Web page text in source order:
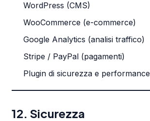
WordPress (CMS)
WooCommerce (e-commerce)
Google Analytics (analisi traffico)
Stripe / PayPal (pagamenti)
Plugin di sicurezza e performance
12. Sicurezza